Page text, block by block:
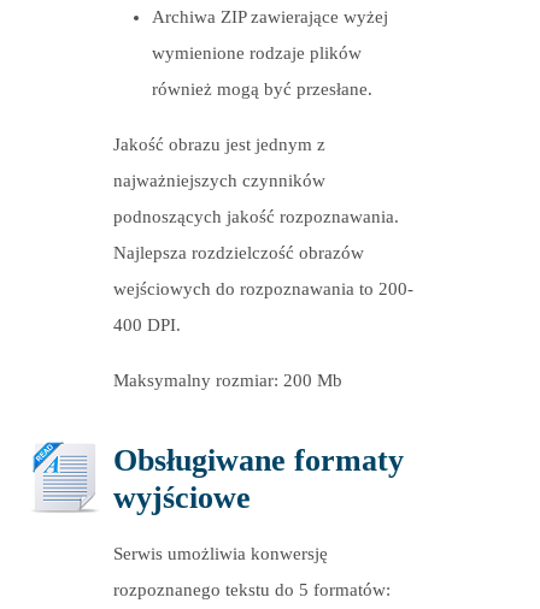
Archiwa ZIP zawierające wyżej
wymienione rodzaje plików
również mogą być przesłane.
Jakość obrazu jest jednym z
najważniejszych czynników
podnoszących jakość rozpoznawania.
Najlepsza rozdzielczość obrazów
wejściowych do rozpoznawania to 200-
400 DPI.
Maksymalny rozmiar: 200 Mb
Obsługiwane formaty
wyjściowe
Serwis umożliwia konwersję
rozpoznanego tekstu do 5 formatów: